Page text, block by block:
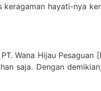
hayati-nya
Wana Hijau
saja. Dengan